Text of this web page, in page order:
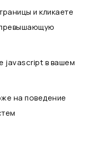
и кликаете
javascript в вашем
на поведение